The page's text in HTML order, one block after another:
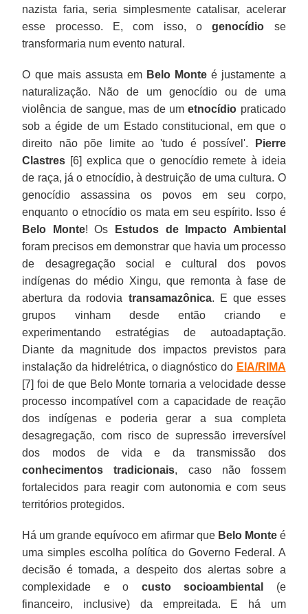
nazista faria, seria simplesmente catalisar, acelerar
esse processo. E, com isso, ogenocídio se
transformaria num evento natural.
O que mais assusta em Belo Monte é justamente a
naturalização. Não de um genocídio ou de uma
violência de sangue, mas de umetnocídio praticado
sob a égide de um Estado constitucional, em que o
direito não põe limite ao 'tudo é possível'.
Pierre
Clastres [6] explica que o genocídio remete à ideia
de raça, já o etnocídio, à destruição de uma cultura. O
genocídio assassina os povos em seu corpo,
enquanto o etnocídio os mata em seu espírito. Isso é
Belo Monte! Os
Estudos de Impacto Ambiental
foram precisos em demonstrar que havia um processo
de desagregação social e cultural dos povos
indígenas do médio Xingu, que remonta à fase de
abertura da rodovia transamazônica. E que esses
grupos vinham desde então criando e
experimentando estratégias de autoadaptação.
Diante da magnitude dos impactos previstos para
instalação da hidrelétrica, o diagnóstico do EIA/RIMA
[7] foi de que Belo Monte tornaria a velocidade desse
processo incompatível com a capacidade de reação
dos indígenas e poderia gerar a sua completa
desagregação, com risco de supressão irreversível
dos modos de vida e da transmissão dos
conhecimentos tradicionais, caso não fossem
fortalecidos para reagir com autonomia e com seus
territórios protegidos.
Há um grande equívoco em afirmar que Belo Monteé
uma simples escolha política do Governo Federal. A
decisão é tomada, a despeito dos alertas sobre a
complexidade e o custo socioambiental
(e
financeiro, inclusive) da empreitada. E há um